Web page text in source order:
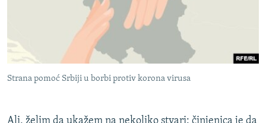
Strana pomoć Srbiji u borbi protiv korona virusa
Ali, želim da ukažem na nekoliko stvari: činjenica je da